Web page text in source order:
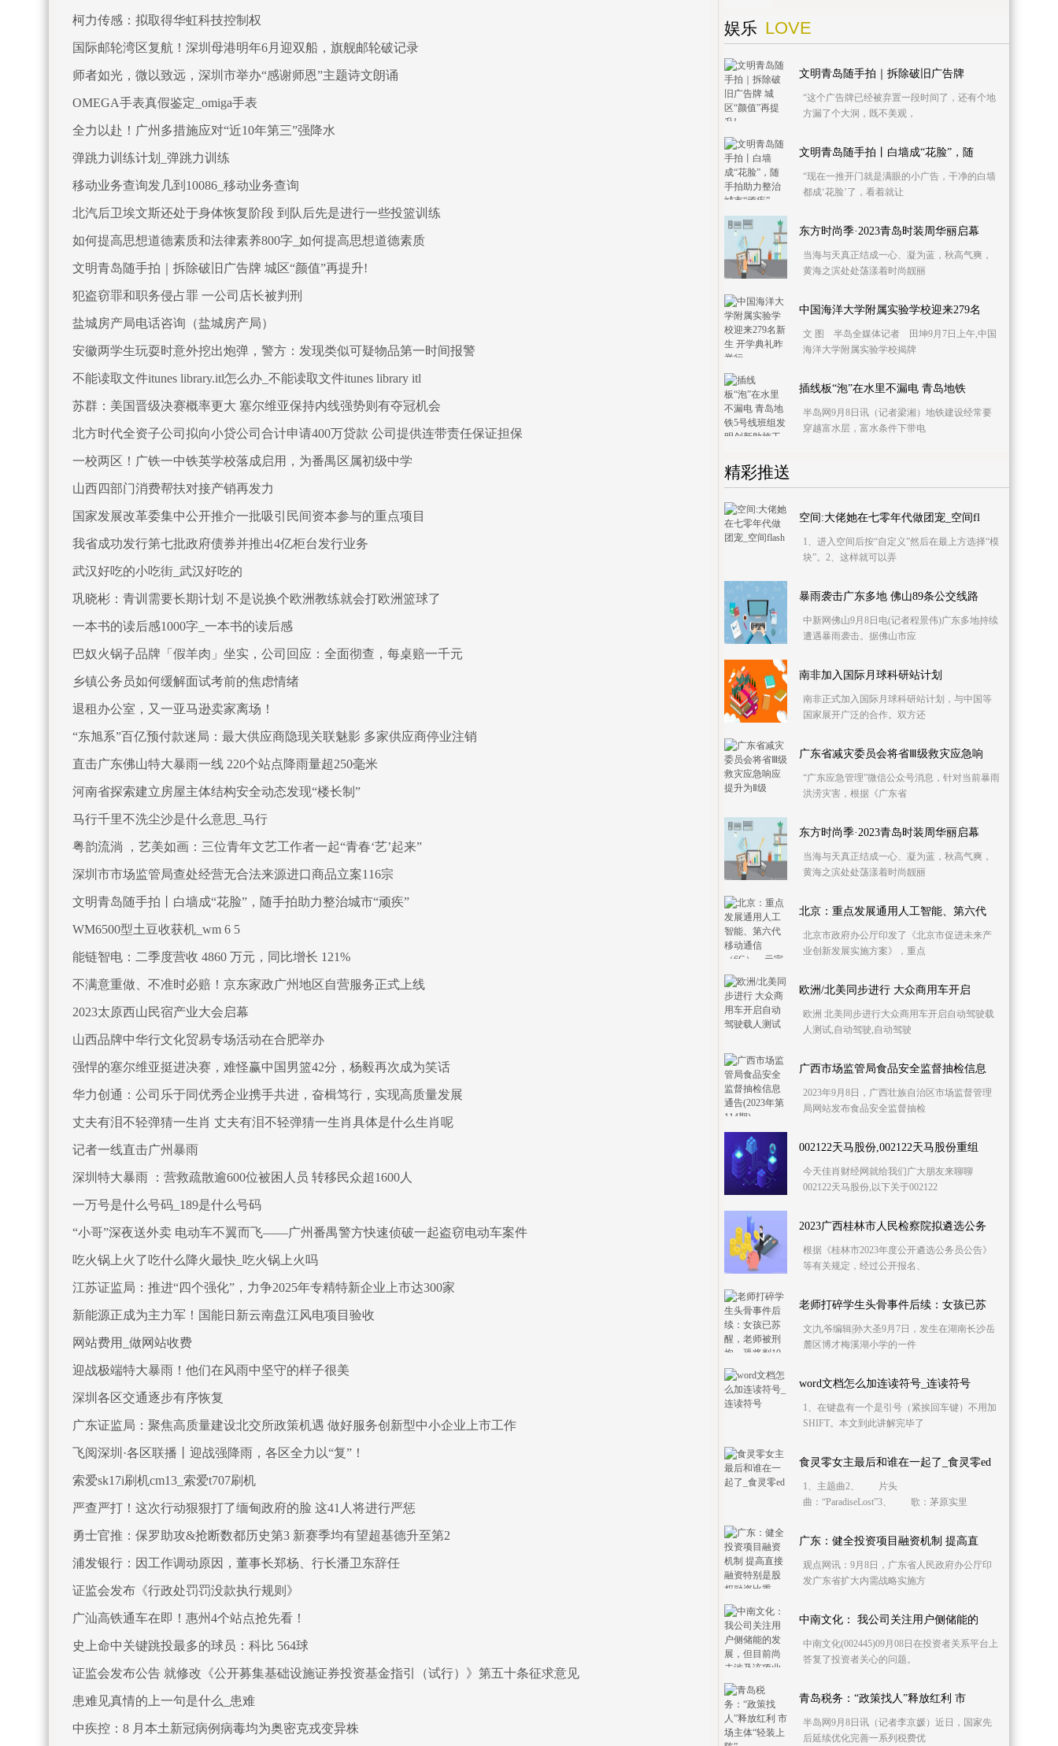
柯力传感：拟取得华虹科技控制权
国际邮轮湾区复航！深圳母港明年6月迎双船，旗舰邮轮破记录
师者如光，微以致远，深圳市举办“感谢师恩”主题诗文朗诵
OMEGA手表真假鉴定_omiga手表
全力以赴！广州多措施应对“近10年第三”强降水
弹跳力训练计划_弹跳力训练
移动业务查询发几到10086_移动业务查询
北汽后卫埃文斯还处于身体恢复阶段 到队后先是进行一些投篮训练
如何提高思想道德素质和法律素养800字_如何提高思想道德素质
文明青岛随手拍｜拆除破旧广告牌 城区“颜值”再提升!
犯盗窃罪和职务侵占罪 一公司店长被判刑
盐城房产局电话咨询（盐城房产局）
安徽两学生玩耍时意外挖出炮弹，警方：发现类似可疑物品第一时间报警
不能读取文件itunes library.itl怎么办_不能读取文件itunes library itl
苏群：美国晋级决赛概率更大 塞尔维亚保持内线强势则有夺冠机会
北方时代全资子公司拟向小贷公司合计申请400万贷款 公司提供连带责任保证担保
一校两区！广铁一中铁英学校落成启用，为番禺区属初级中学
山西四部门消费帮扶对接产销再发力
国家发展改革委集中公开推介一批吸引民间资本参与的重点项目
我省成功发行第七批政府债券并推出4亿柜台发行业务
武汉好吃的小吃街_武汉好吃的
巩晓彬：青训需要长期计划 不是说换个欧洲教练就会打欧洲篮球了
一本书的读后感1000字_一本书的读后感
巴奴火锅子品牌「假羊肉」坐实，公司回应：全面彻查，每桌赔一千元
乡镇公务员如何缓解面试考前的焦虑情绪
退租办公室，又一亚马逊卖家离场！
“东旭系”百亿预付款迷局：最大供应商隐现关联魅影 多家供应商停业注销
直击广东佛山特大暴雨一线 220个站点降雨量超250毫米
河南省探索建立房屋主体结构安全动态发现“楼长制”
马行千里不洗尘沙是什么意思_马行
粤韵流淌 ，艺美如画：三位青年文艺工作者一起“青春‘艺’起来”
深圳市市场监管局查处经营无合法来源进口商品立案116宗
文明青岛随手拍丨白墙成“花脸”，随手拍助力整治城市“顽疾”
WM6500型土豆收获机_wm 6 5
能链智电：二季度营收 4860 万元，同比增长 121%
不满意重做、不准时必赔！京东家政广州地区自营服务正式上线
2023太原西山民宿产业大会启幕
山西品牌中华行文化贸易专场活动在合肥举办
强悍的塞尔维亚挺进决赛，难怪赢中国男篮42分，杨毅再次成为笑话
华力创通：公司乐于同优秀企业携手共进，奋楫笃行，实现高质量发展
丈夫有泪不轻弹猜一生肖 丈夫有泪不轻弹猜一生肖具体是什么生肖呢
记者一线直击广州暴雨
深圳特大暴雨 ：营救疏散逾600位被困人员 转移民众超1600人
一万号是什么号码_189是什么号码
“小哥”深夜送外卖 电动车不翼而飞——广州番禺警方快速侦破一起盗窃电动车案件
吃火锅上火了吃什么降火最快_吃火锅上火吗
江苏证监局：推进“四个强化”，力争2025年专精特新企业上市达300家
新能源正成为主力军！国能日新云南盘江风电项目验收
网站费用_做网站收费
迎战极端特大暴雨！他们在风雨中坚守的样子很美
深圳各区交通逐步有序恢复
广东证监局：聚焦高质量建设北交所政策机遇 做好服务创新型中小企业上市工作
飞阅深圳·各区联播丨迎战强降雨，各区全力以“复”！
索爱sk17i刷机cm13_索爱t707刷机
严查严打！这次行动狠狠打了缅甸政府的脸 这41人将进行严惩
勇士官推：保罗助攻&抢断数都历史第3 新赛季均有望超基德升至第2
浦发银行：因工作调动原因，董事长郑杨、行长潘卫东辞任
证监会发布《行政处罚罚没款执行规则》
广汕高铁通车在即！惠州4个站点抢先看！
史上命中关键跳投最多的球员：科比 564球
证监会发布公告 就修改《公开募集基础设施证券投资基金指引（试行）》第五十条征求意见
患难见真情的上一句是什么_患难
中疾控：8 月本土新冠病例病毒均为奥密克戎变异株
娱乐 LOVE
文明青岛随手拍｜拆除破旧广告牌
“这个广告牌已经被弃置一段时间了，还有个地
方漏了个大洞，既不美观，
文明青岛随手拍丨白墙成“花脸”，随
“现在一推开门就是满眼的小广告，干净的白墙
都成‘花脸’了，看着就让
东方时尚季·2023青岛时装周华丽启幕
当海与天真正结成一心、凝为蓝，秋高气爽，
黄海之滨处处荡漾着时尚靓丽
中国海洋大学附属实验学校迎来279名
文 图 半岛全媒体记者 田坤9月7日上午,中国
海洋大学附属实验学校揭牌
插线板“泡”在水里不漏电 青岛地铁
半岛网9月8日讯（记者梁湘）地铁建设经常要
穿越富水层，富水条件下带电
精彩推送
空间:大佬她在七零年代做团宠_空间fl
1、进入空间后按“自定义”然后在最上方选择“模
块”。2、这样就可以弄
暴雨袭击广东多地 佛山89条公交线路
中新网佛山9月8日电(记者程景伟)广东多地持续
遭遇暴雨袭击。据佛山市应
南非加入国际月球科研站计划
南非正式加入国际月球科研站计划，与中国等
国家展开广泛的合作。双方还
广东省减灾委员会将省Ⅲ级救灾应急响
“广东应急管理”微信公众号消息，针对当前暴雨
洪涝灾害，根据《广东省
东方时尚季·2023青岛时装周华丽启幕
当海与天真正结成一心、凝为蓝，秋高气爽，
黄海之滨处处荡漾着时尚靓丽
北京：重点发展通用人工智能、第六代
北京市政府办公厅印发了《北京市促进未来产
业创新发展实施方案》，重点
欧洲/北美同步进行 大众商用车开启
欧洲 北美同步进行大众商用车开启自动驾驶载
人测试,自动驾驶,自动驾驶
广西市场监管局食品安全监督抽检信息
2023年9月8日，广西壮族自治区市场监督管理
局网站发布食品安全监督抽检
002122天马股份,002122天马股份重组
今天佳肖财经网就给我们广大朋友来聊聊
002122天马股份,以下关于002122
2023广西桂林市人民检察院拟遴选公务
根据《桂林市2023年度公开遴选公务员公告》
等有关规定，经过公开报名、
老师打碎学生头骨事件后续：女孩已苏
文|九爷编辑|孙大圣9月7日，发生在湖南长沙岳
麓区博才梅溪湖小学的一件
word文档怎么加连读符号_连读符号
1、在键盘有一个是引号（紧挨回车键）不用加
SHIFT。本文到此讲解完毕了
食灵零女主最后和谁在一起了_食灵零ed
1、主题曲2、 片头
曲：“ParadiseLost”3、 歌：茅原实里
广东：健全投资项目融资机制 提高直
观点网讯：9月8日，广东省人民政府办公厅印
发广东省扩大内需战略实施方
中南文化： 我公司关注用户侧储能的
中南文化(002445)09月08日在投资者关系平台上
答复了投资者关心的问题。
青岛税务：“政策找人”释放红利 市
半岛网9月8日讯（记者李京媛）近日，国家先
后延续优化完善一系列税费优